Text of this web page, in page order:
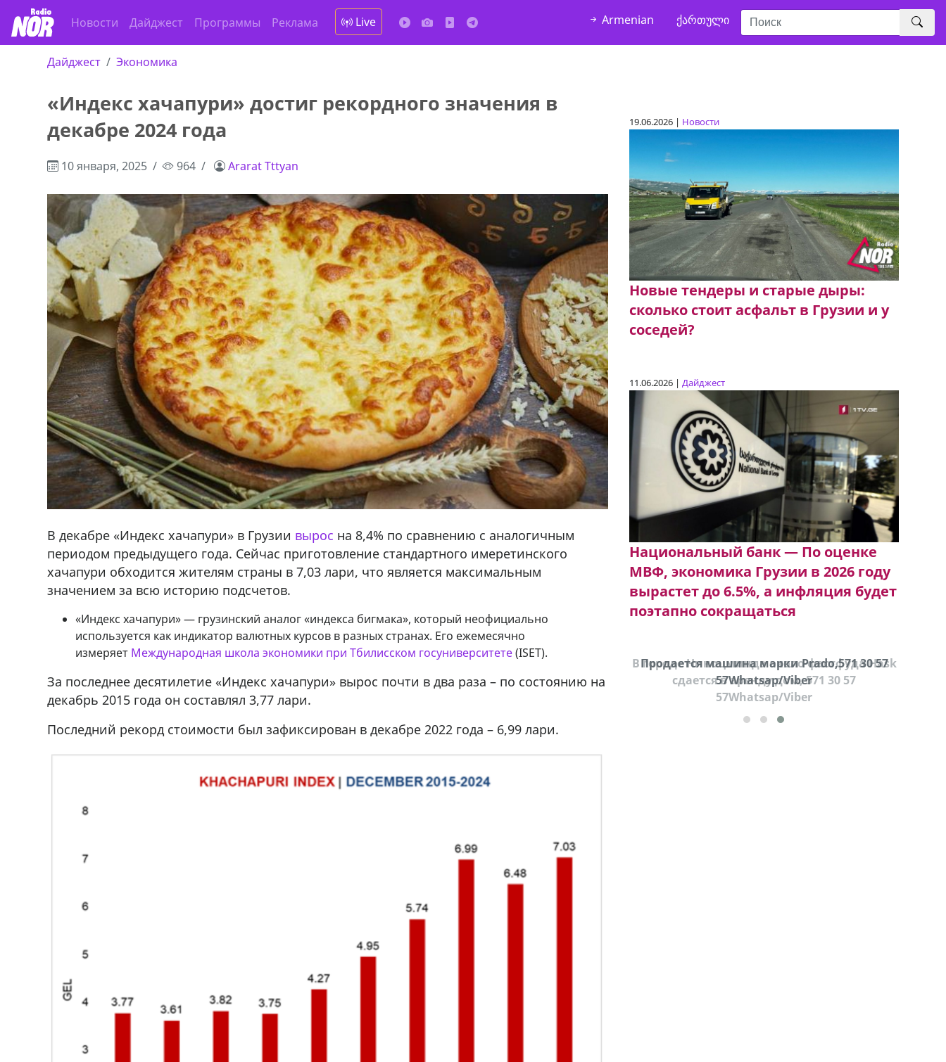
Новости Дайджест Программы Реклама Live Armenian ქართული
Дайджест Экономика
«Индекс хачапури» достиг рекордного значения в
декабре 2024 года
10 января, 2025 964 Ararat Tttyan
В декабре «Индекс хачапури» в Грузии вырос на 8,4% по сравнению с аналогичным
периодом предыдущего года. Сейчас приготовление стандартного имеретинского
хачапури обходится жителям страны в 7,03 лари, что является максимальным
значением за всю историю подсчетов.
«Индекс хачапури» — грузинский аналог «индекса бигмака», который неофициально
используется как индикатор валютных курсов в разных странах. Его ежемесячно
измеряет Международная школа экономики при Тбилисском госуниверситете(ISET).
За последнее десятилетие «Индекс хачапури» вырос почти в два раза – по состоянию на
декабрь 2015 года он составлял 3,77 лари.
Последний рекорд стоимости был зафиксирован в декабре 2022 года – 6,99 лари.
19.06.2026 | Новости
Новые тендеры и старые дыры:
сколько стоит асфальт в Грузии и у
соседей?
11.06.2026 | Дайджест
Национальный банк — По оценке
МВФ, экономика Грузии в 2026 году
вырастет до 6.5%, а инфляция будет
поэтапно сокращаться
Продается соль опто и в розницу в мешках,
500 22 47 42
В городе Ниноцминда около фастфуда Hask
cдается в аренду дом, 571 30 57
Продается машина марки Prado,571 30 57
57Whatsap/Viber